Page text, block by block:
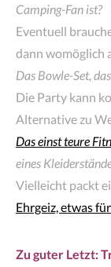
Camping-Fan ist?
Eventuell
dann womöglich
Das Bowle-Set,
Die Party kann
Alternative zu
Das einst teure
eines
Vielleicht packt
Ehrgeiz, etwas
Zu guter Letzt: